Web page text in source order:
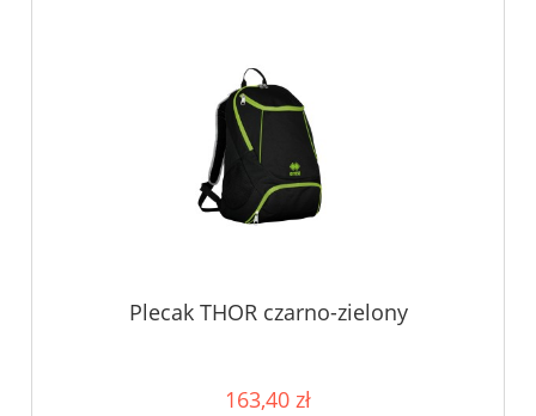
Plecak THOR czarno-zielony
163,40 zł